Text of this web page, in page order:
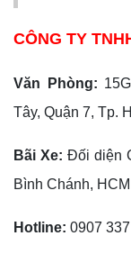
CÔNG TY
Văn Phòng:
Tây, Quận 7, Tp.
Bãi Xe: Đối diện
Bình Chánh, HCM
Hotline: 0907